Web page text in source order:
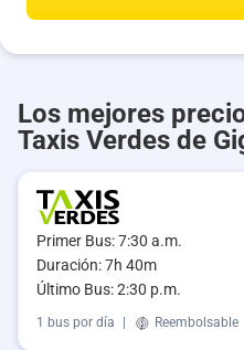
Los mejores
Taxis Verdes de
Primer Bus: 7:30 a.m.
Duración: 7h 40m
Último Bus: 2:30 p.m.
1 bus por día Reembolsable